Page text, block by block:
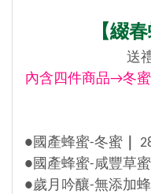
【綴春
送
內含四件商品→冬
●國產蜂蜜-冬蜜
●國產蜂蜜-咸豐草蜜
●歲月吟釀-無添加